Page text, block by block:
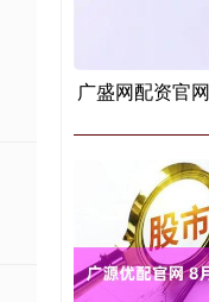
广盛网配资官